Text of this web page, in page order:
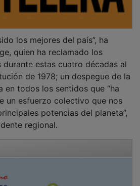
los mejores del país”, ha
quien ha reclamado los
durante estas cuatro décadas al
de 1978; un despegue de la
en todos los sentidos que “ha
un esfuerzo colectivo que nos
potencias del planeta”,
regional.